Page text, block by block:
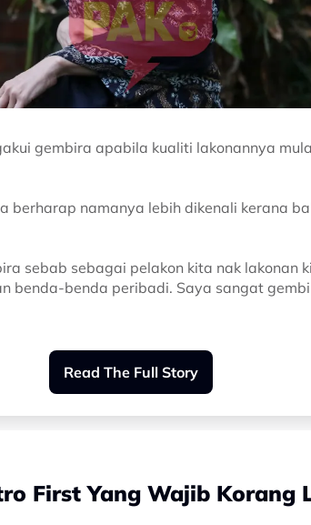
gembira apabila kualiti lakonannya
berharap namanya lebih dikenali kerana
sebab sebagai pelakon kita nak lakonan
benda-benda peribadi. Saya sangat
memperbaiki lagi lakonan saya dan
saya akan bagi lagi terbaik untuk
Asmara itu juga enggan terus
dalam setiap naskhah.
Read The Full Story
First Yang Wajib Korang